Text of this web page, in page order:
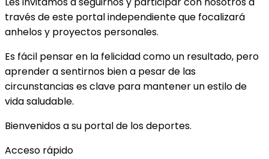
través de este portal independiente que focalizará
anhelos y proyectos personales.
Es fácil pensar en la felicidad como un resultado, pero
aprender a sentirnos bien a pesar de las
circunstancias es clave para mantener un estilo de
vida saludable.
Bienvenidos a su portal de los deportes.
Acceso rápido